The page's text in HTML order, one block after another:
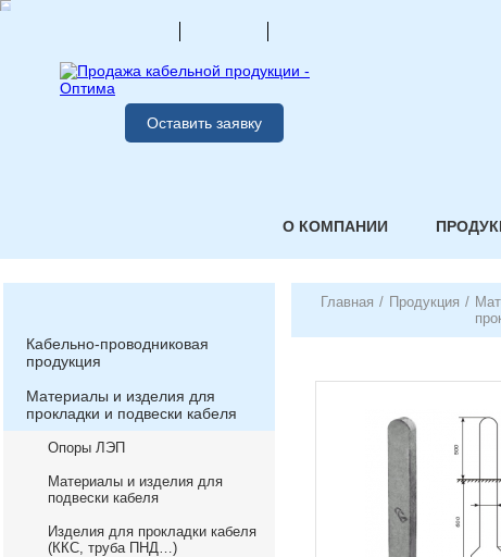
Оставить заявку
О КОМПАНИИ
Кабельно-проводниковая
продукция
Материалы и изделия для
прокладки и подвески кабеля
Опоры ЛЭП
Материалы и изделия для
подвески кабеля
Изделия для прокладки кабеля
(ККС, труба ПНД…)
Главная / Продукция /